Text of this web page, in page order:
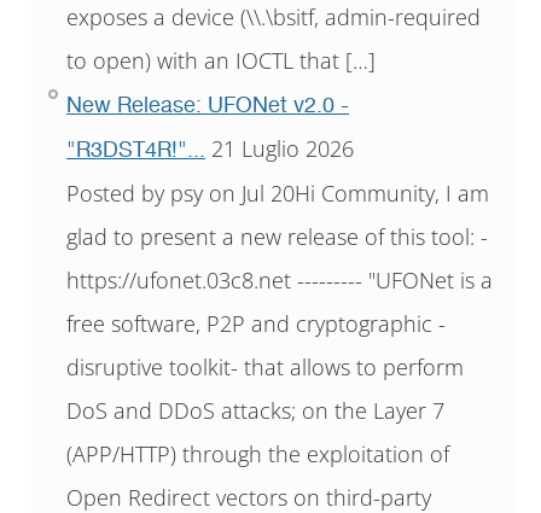
exposes a device (\\.\bsitf, admin-required
to open) with an IOCTL that […]
New Release: UFONet v2.0 -
"R3DST4R!"...
21 Luglio 2026
Posted by psy on Jul 20Hi Community, I am
glad to present a new release of this tool: -
https://ufonet.03c8.net --------- "UFONet is a
free software, P2P and cryptographic -
disruptive toolkit- that allows to perform
DoS and DDoS attacks; on the Layer 7
(APP/HTTP) through the exploitation of
Open Redirect vectors on third-party